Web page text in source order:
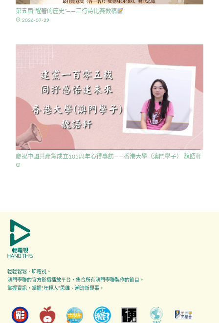
第五屆”醒著的歷史”——三行詩比賽徵稿
access_time 2026-07-29
慶祝中國共產黨成立105周年心得專訪——香港大學（澳門學子） 魏語軒
access_time
輕輕鬆鬆，睇電視。
澳門學聯的官方影攝播放平台，集合所有澳門學聯製作的節目。
掌握資訊，掌握"年輕人”思維、潮流新興事。